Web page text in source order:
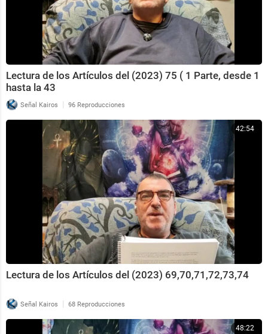
Lectura de los Artículos del (2023) 75 ( 1 Parte, desde 1
hasta la 43
Señal Kairos | 96 Reproducciones
42:54
Lectura de los Artículos del (2023) 69,70,71,72,73,74
Señal Kairos | 68 Reproducciones
48:22